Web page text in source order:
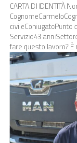
CARTA DI IDENTITÀ Nome e
civileConiugatoPunto
Servizio43 anniSettore di
fare